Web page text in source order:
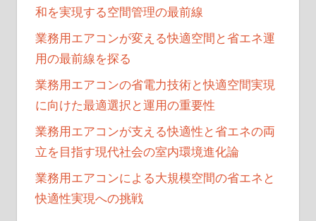
和を実現する空間管理の最前線
業務用エアコンが変える快適空間と省エネ運
用の最前線を探る
業務用エアコンの省電力技術と快適空間実現
に向けた最適選択と運用の重要性
業務用エアコンが支える快適性と省エネの両
立を目指す現代社会の室内環境進化論
業務用エアコンによる大規模空間の省エネと
快適性実現への挑戦